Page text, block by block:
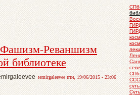
СПб
Реваншизм
библиотеке
temirgaleevee птн, 19/06/2015 - 23:06